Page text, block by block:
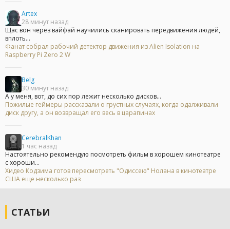
Artex
28 минут назад
Щас вон через вайфай научились сканировать передвижения людей,
вплоть...
Фанат собрал рабочий детектор движения из Alien Isolation на
Raspberry Pi Zero 2 W
Belg
30 минут назад
А у меня, вот, до сих пор лежит несколько дисков...
Пожилые геймеры рассказали о грустных случаях, когда одалживали
диск другу, а он возвращал его весь в царапинах
CerebralKhan
1 час назад
Настоятельно рекомендую посмотреть фильм в хорошем кинотеатре
с хороши...
Хидео Кодзима готов пересмотреть "Одиссею" Нолана в кинотеатре
США еще несколько раз
СТАТЬИ